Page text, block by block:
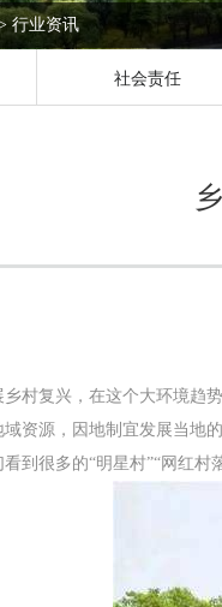
行业资讯
社会责任
村复兴，在这个大环境趋
资源，因地制宜发展当地
到很多的“明星村”“网红